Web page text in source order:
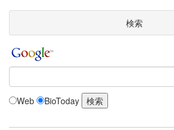
検索
Web BioToday